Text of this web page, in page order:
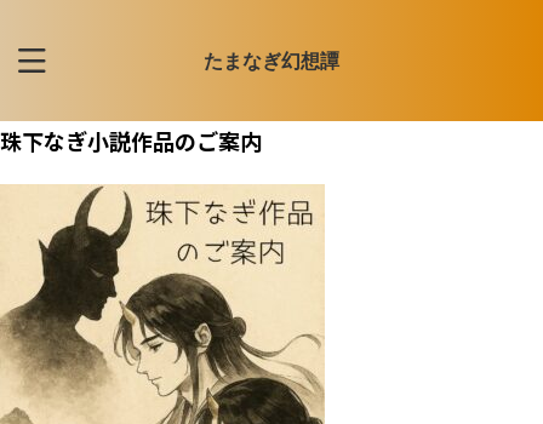
たまなぎ幻想譚
珠下なぎ小説作品のご案内